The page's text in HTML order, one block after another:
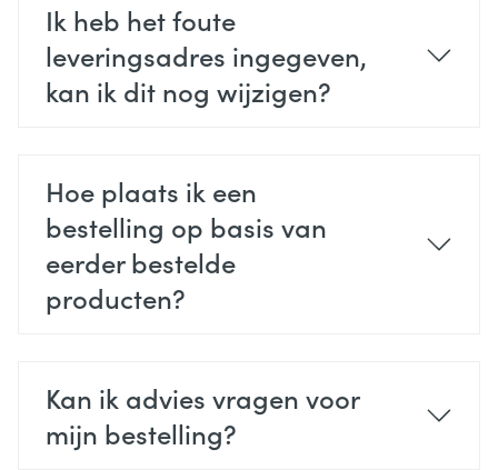
Ik heb het foute
leveringsadres ingegeven,
kan ik dit nog wijzigen?
Hoe plaats ik een
bestelling op basis van
eerder bestelde
producten?
Kan ik advies vragen voor
mijn bestelling?